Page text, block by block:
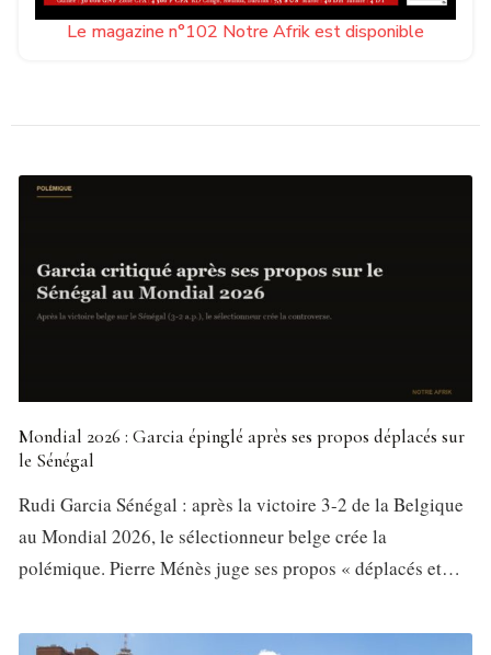
Le magazine n°102 Notre Afrik est disponible
Mondial 2026 : Garcia épinglé après ses propos déplacés sur
le Sénégal
Rudi Garcia Sénégal : après la victoire 3-2 de la Belgique
au Mondial 2026, le sélectionneur belge crée la
polémique. Pierre Ménès juge ses propos « déplacés et…